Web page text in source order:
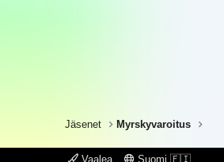
Jäsenet Myrskyvaroitus
Vaalea Suomi 🇫🇮